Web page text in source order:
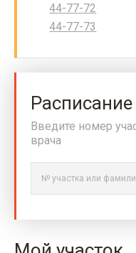
44-77-72
44-77-73
Расписание
Введите номер
врача